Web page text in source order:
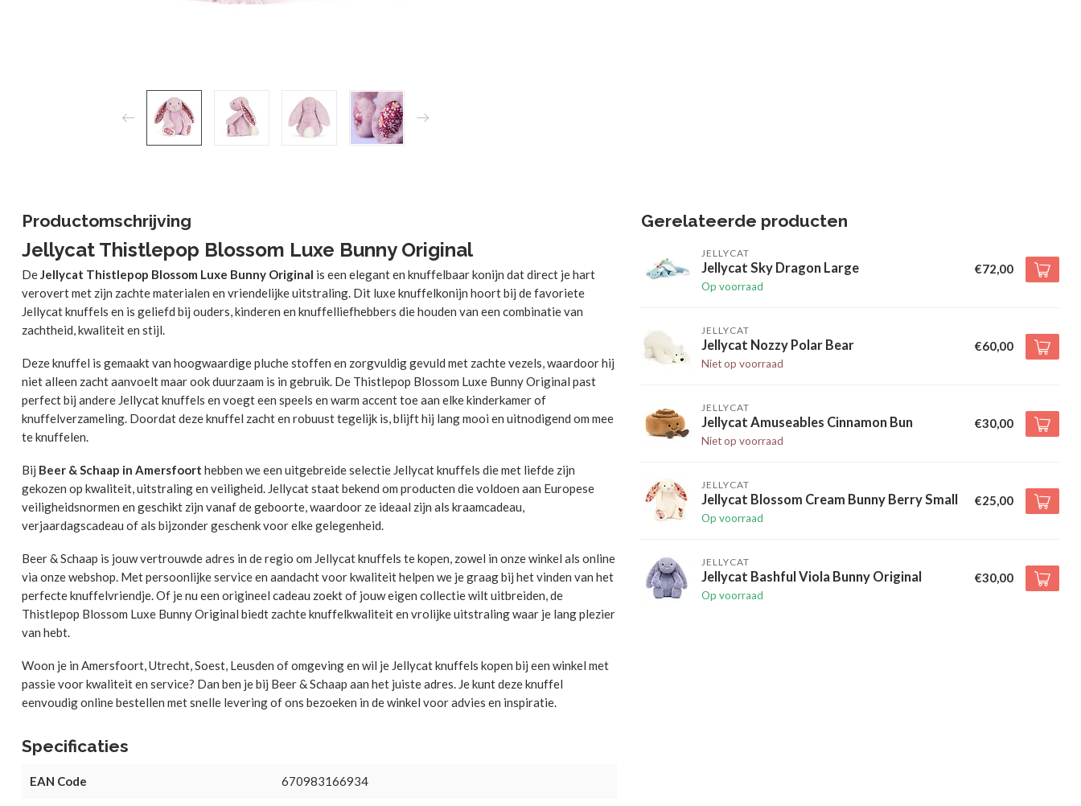
Productomschrijving
Jellycat Thistlepop Blossom Luxe Bunny Original
DeJellycat Thistlepop Blossom Luxe Bunny Original is een elegant en knuffelbaar konijn dat direct je hart
verovert met zijn zachte materialen en vriendelijke uitstraling. Dit luxe knuffelkonijn hoort bij de favoriete
Jellycat knuffels en is geliefd bij ouders, kinderen en knuffelliefhebbers die houden van een combinatie van
zachtheid, kwaliteit en stijl.
Deze knuffel is gemaakt van hoogwaardige pluche stoffen en zorgvuldig gevuld met zachte vezels, waardoor hij
niet alleen zacht aanvoelt maar ook duurzaam is in gebruik. De Thistlepop Blossom Luxe Bunny Original past
perfect bij andere Jellycat knuffels en voegt een speels en warm accent toe aan elke kinderkamer of
knuffelverzameling. Doordat deze knuffel zacht en robuust tegelijk is, blijft hij lang mooi en uitnodigend om mee
te knuffelen.
Bij Beer & Schaap in Amersfoort hebben we een uitgebreide selectie Jellycat knuffels die met liefde zijn
gekozen op kwaliteit, uitstraling en veiligheid. Jellycat staat bekend om producten die voldoen aan Europese
veiligheidsnormen en geschikt zijn vanaf de geboorte, waardoor ze ideaal zijn als kraamcadeau,
verjaardagscadeau of als bijzonder geschenk voor elke gelegenheid.
Beer & Schaap is jouw vertrouwde adres in de regio om Jellycat knuffels te kopen, zowel in onze winkel als online
via onze webshop. Met persoonlijke service en aandacht voor kwaliteit helpen we je graag bij het vinden van het
perfecte knuffelvriendje. Of je nu een origineel cadeau zoekt of jouw eigen collectie wilt uitbreiden, de
Thistlepop Blossom Luxe Bunny Original biedt zachte knuffelkwaliteit en vrolijke uitstraling waar je lang plezier
van hebt.
Woon je in Amersfoort, Utrecht, Soest, Leusden of omgeving en wil je Jellycat knuffels kopen bij een winkel met
passie voor kwaliteit en service? Dan ben je bij Beer & Schaap aan het juiste adres. Je kunt deze knuffel
eenvoudig online bestellen met snelle levering of ons bezoeken in de winkel voor advies en inspiratie.
Specificaties
EAN Code 670983166934
Gerelateerde producten
JELLYCAT
Jellycat Sky Dragon Large
Op voorraad
€72,00
JELLYCAT
Jellycat Nozzy Polar Bear
Niet op voorraad
€60,00
JELLYCAT
Jellycat Amuseables Cinnamon Bun
Niet op voorraad
€30,00
JELLYCAT
Jellycat Blossom Cream Bunny Berry Small
Op voorraad
€25,00
JELLYCAT
Jellycat Bashful Viola Bunny Original
Op voorraad
€30,00